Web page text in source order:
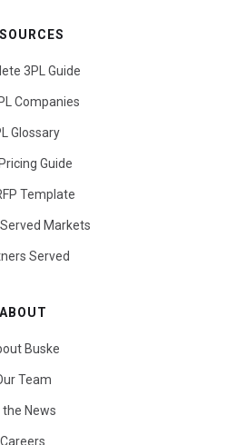
3PL Guide
Companies
Glossary
Guide
Template
Markets
Served
ABOUT
Buske
Team
the News
Careers